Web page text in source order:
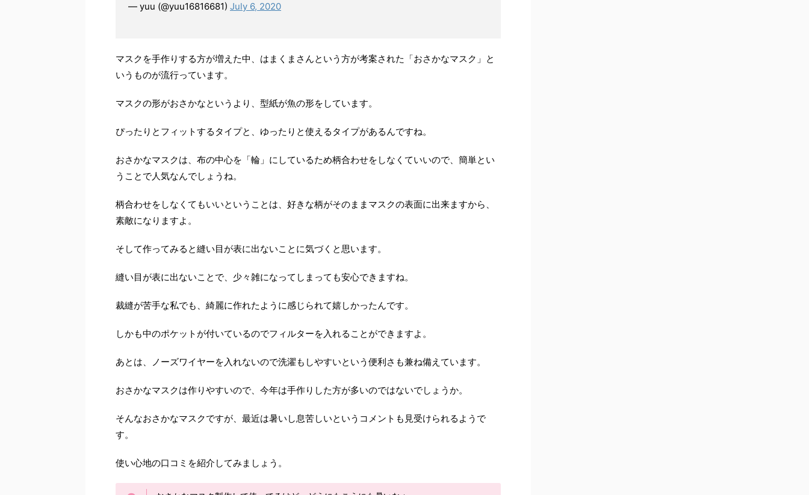
— yuu (@yuu16816681) July 6, 2020
マスクを手作りする方が増えた中、はまくまさんという方が考案された「おさかなマスク」と
いうものが流行っています。
マスクの形がおさかなというより、型紙が魚の形をしています。
ぴったりとフィットするタイプと、ゆったりと使えるタイプがあるんですね。
おさかなマスクは、布の中心を「輪」にしているため柄合わせをしなくていいので、簡単とい
うことで人気なんでしょうね。
柄合わせをしなくてもいいということは、好きな柄がそのままマスクの表面に出来ますから、
素敵になりますよ。
そして作ってみると縫い目が表に出ないことに気づくと思います。
縫い目が表に出ないことで、少々雑になってしまっても安心できますね。
裁縫が苦手な私でも、綺麗に作れたように感じられて嬉しかったんです。
しかも中のポケットが付いているのでフィルターを入れることができますよ。
あとは、ノーズワイヤーを入れないので洗濯もしやすいという便利さも兼ね備えています。
おさかなマスクは作りやすいので、今年は手作りした方が多いのではないでしょうか。
そんなおさかなマスクですが、最近は暑いし息苦しいというコメントも見受けられるようで
す。
使い心地の口コミを紹介してみましょう。